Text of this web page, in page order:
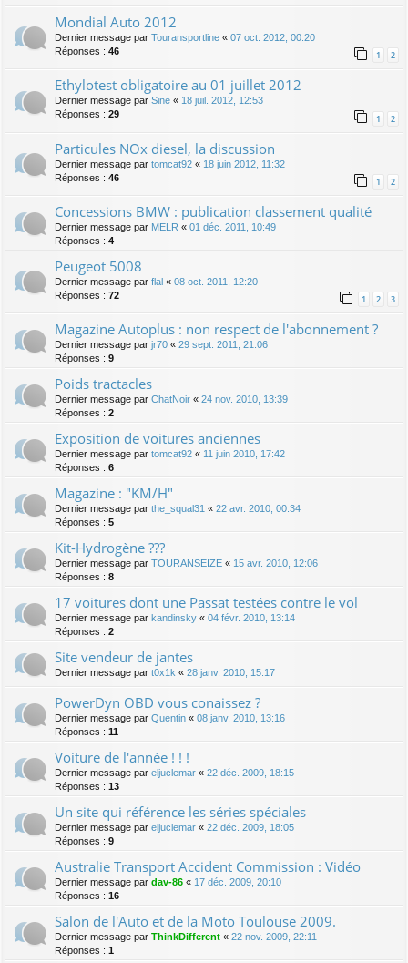
Mondial Auto 2012
Dernier message par Touransportline « 07 oct. 2012, 00:20
Réponses : 46 1 2
Ethylotest obligatoire au 01 juillet 2012
Dernier message par Sine « 18 juil. 2012, 12:53
Réponses : 29 1 2
Particules NOx diesel, la discussion
Dernier message par tomcat92 « 18 juin 2012, 11:32
Réponses : 46 1 2
Concessions BMW : publication classement qualité
Dernier message par MELR « 01 déc. 2011, 10:49
Réponses : 4
Peugeot 5008
Dernier message par flal « 08 oct. 2011, 12:20
Réponses : 72 1 2 3
Magazine Autoplus : non respect de l'abonnement ?
Dernier message par jr70 « 29 sept. 2011, 21:06
Réponses : 9
Poids tractacles
Dernier message par ChatNoir « 24 nov. 2010, 13:39
Réponses : 2
Exposition de voitures anciennes
Dernier message par tomcat92 « 11 juin 2010, 17:42
Réponses : 6
Magazine : "KM/H"
Dernier message par the_squal31 « 22 avr. 2010, 00:34
Réponses : 5
Kit-Hydrogène ???
Dernier message par TOURANSEIZE « 15 avr. 2010, 12:06
Réponses : 8
17 voitures dont une Passat testées contre le vol
Dernier message par kandinsky « 04 févr. 2010, 13:14
Réponses : 2
Site vendeur de jantes
Dernier message par t0x1k « 28 janv. 2010, 15:17
PowerDyn OBD vous conaissez ?
Dernier message par Quentin « 08 janv. 2010, 13:16
Réponses : 11
Voiture de l'année ! ! !
Dernier message par eljuclemar « 22 déc. 2009, 18:15
Réponses : 13
Un site qui référence les séries spéciales
Dernier message par eljuclemar « 22 déc. 2009, 18:05
Réponses : 9
Australie Transport Accident Commission : Vidéo
Dernier message par dav-86 « 17 déc. 2009, 20:10
Réponses : 16
Salon de l'Auto et de la Moto Toulouse 2009.
Dernier message par ThinkDifferent « 22 nov. 2009, 22:11
Réponses : 1